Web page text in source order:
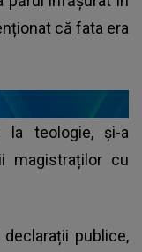
că fata era
la teologie, și-a
magistraților cu
publice,